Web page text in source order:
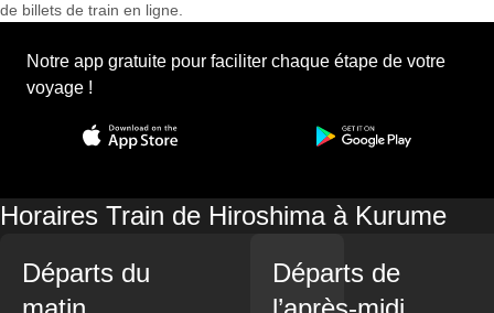
de billets de train en ligne.
Notre app gratuite pour faciliter chaque étape de votre
voyage !
Horaires Train de Hiroshima à Kurume
Départs du
Départs de